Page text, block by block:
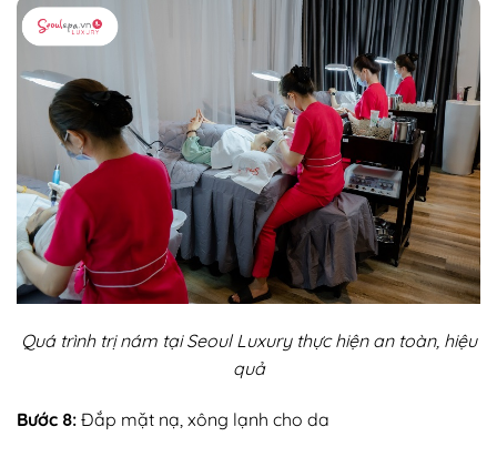
Quá trình trị nám tại Seoul Luxury thực hiện an toàn, hiệu
quả
Bước 8: Đắp mặt nạ, xông lạnh cho da